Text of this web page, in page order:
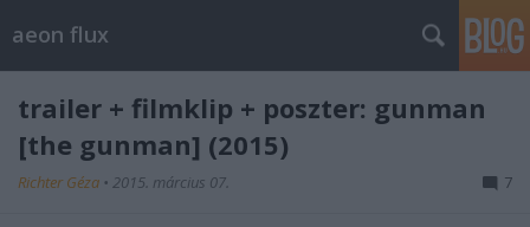
aeon flux
trailer + filmklip + poszter: gunman
[the gunman] (2015)
Richter Géza • 2015. március 07. 7